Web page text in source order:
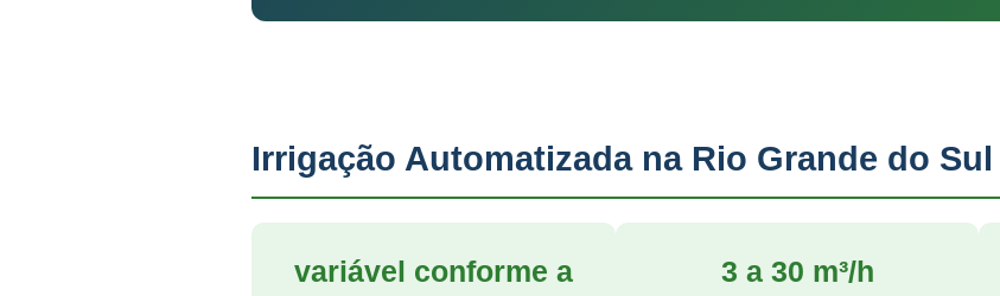
Irrigação Automatizada na Rio Grande do Sul
variável conforme a
3 a 30 m³/h